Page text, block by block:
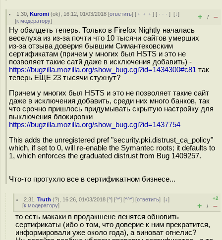
1.30 ,Kuromi (ok), 16:12, 01/03/2018 [ответить] [ ﹢﹢﹢] [ · · ·][↓]
[к модератору] + / –
Ну обалдеть теперь. Только в Firefox Nightly началась
веселуха из из-за почти что 10 тысячи сайтов умерших
из-за отзыва доверия бывшим Симантековским
сертификатам (причем у многих был HSTS и это не
позволяет такие сатй даже в исключения добавить) -
https://bugzilla.mozilla.org/show_bug.cgi?id=1434300#c81 так
теперь ЕЩЕ 23 тысячи стухнут?
Причем у многих был HSTS и это не позволяет такие сайт
даже в исключения добавить, среди них много банков, так
что срочно пришлось придумывать скрытую настройку для
выключения блокировки
https://bugzilla.mozilla.org/show_bug.cgi?id=1437754
This adds the unregistered pref "security.pki.distrust_ca_policy"
which, if set to 0, will re-enable the Symantec roots; it defaults to
1, which enforces the graduated distrust from Bug 1409257.
Что-то протухло все в сертификатном бизнесе...
2.31 ,Truth (?), 16:26, 01/03/2018 [^] [^^] [^^^] [ответить][↓]
[к модератору]
+2
+ / –
то есть макаки в продакшене ленятся обновить
сертификаты (ибо о том, что доверие к ним прекратится,
информировали уже около года), а виноват огнелис?